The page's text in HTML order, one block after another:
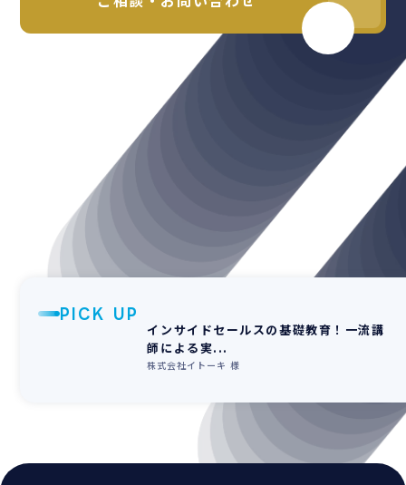
PICK UP
インサイドセールスの基礎教育！一流講
師による実...
株式会社イトーキ 様